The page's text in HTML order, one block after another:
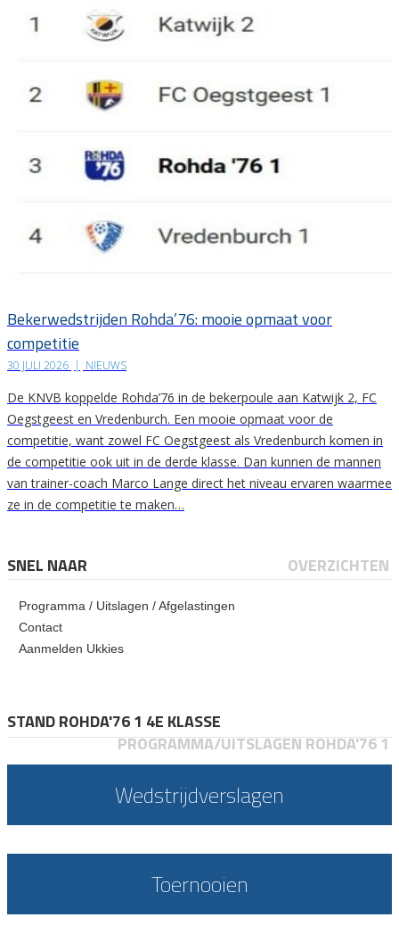
Bekerwedstrijden Rohda’76: mooie opmaat voor
competitie
30 JULI 2026 | NIEUWS
De KNVB koppelde Rohda’76 in de bekerpoule aan Katwijk 2, FC
Oegstgeest en Vredenburch. Een mooie opmaat voor de
competitie, want zowel FC Oegstgeest als Vredenburch komen in
de competitie ook uit in de derde klasse. Dan kunnen de mannen
van trainer-coach Marco Lange direct het niveau ervaren waarmee
ze in de competitie te maken…
SNEL NAAR OVERZICHTEN
Programma / Uitslagen / Afgelastingen
Contact
Aanmelden Ukkies
STAND ROHDA'76 1 4E KLASSE
PROGRAMMA/UITSLAGEN ROHDA'76 1
Wedstrijdverslagen
Toernooien